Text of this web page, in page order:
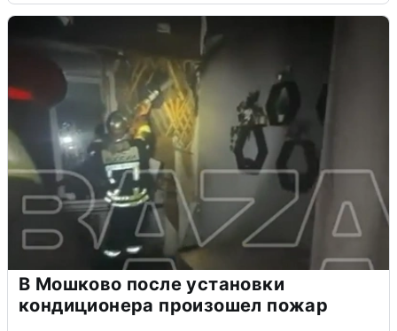
В Мошково после установки
кондиционера произошел пожар